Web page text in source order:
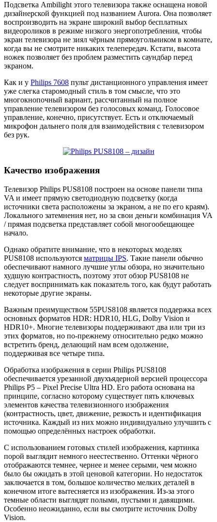
Подсветка Ambilight этого телевизора также оснащена новой
дизайнерской функцией под названием Aurora. Она позволяет
воспроизводить на экране широкий выбор бесплатных
видеороликов в режиме низкого энергопотребления, чтобы
экран телевизора не зиял чёрным прямоугольником в комнате,
когда вы не смотрите никаких телепередач. Кстати, высота
ножек позволяет без проблем разместить саундбар перед
экраном.
Как и у Philips 7608 пульт дистанционного управления имеет
уже слегка старомодный стиль в том смысле, что это
многокнопочный вариант, рассчитанный на полное
управление телевизором без голосовых команд. Голосовое
управление, конечно, присутствует. Есть и отключаемый
микрофон дальнего поля для взаимодействия с телевизором
без рук.
Качество изображения
Телевизор Philips PUS8108 построен на основе панели типа
VA и имеет прямую светодиодную подсветку (когда
источники света расположены за экраном, а не по его краям).
Локального затемнения нет, но за свои деньги комбинация VA
/ прямая подсветка представляет собой многообещающее
начало.
Однако обратите внимание, что в некоторых моделях
PUS8108 используются матрицы IPS. Такие панели обычно
обеспечивают намного лучшие углы обзора, но значительно
худшую контрастность, поэтому этот обзор PUS8108 не
следует воспринимать как показатель того, как будут работать
некоторые другие экраны.
Важным преимуществом 55PUS8108 является поддержка всех
основных форматов HDR: HDR10, HLG, Dolby Vision и
HDR10+. Многие телевизоры поддерживают два или три из
этих форматов, но по-прежнему относительно редко можно
встретить бренд, делающий нам всем одолжение,
поддерживая все четыре типа.
Обработка изображения в серии Philips PUS8108
обеспечивается урезанной двухъядерной версией процессора
Philips P5 – Pixel Precise Ultra HD. Его работа основана на
принципе, согласно которому существует пять ключевых
элементов качества телевизионного изображения
(контрастность, цвет, движение, резкость и идентификация
источника. Каждый из них можно индивидуально улучшить с
помощью определённых настроек обработки.
С использованием готовых стилей изображения, картинка
порой выглядит немного неестественно. Оттенки чёрного
отображаются темнее, чернее и менее серыми, чем можно
было бы ожидать в этой ценовой категории. Но недостаток
заключается в том, большое количество мелких деталей в
конечном итоге вытесняется из изображения. Из-за этого
темные области выглядят полыми, пустыми и давящими.
Особенно неожиданно, если вы смотрите источник Dolby
Vision.